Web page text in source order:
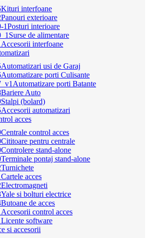
Kituri interfoane
Panouri exterioare
Posturi interioare
Surse de alimentare
Accesorii interfoane
Automatizari usi de Garaj
Automatizare porti Culisante
Automatizare porti Batante
Bariere Auto
Stalpi (bolard)
Accesorii automatizari
acces
Centrale control acces
Cititoare pentru centrale
Controlere stand-alone
Terminale pontaj stand-alone
Turnichete
Cartele acces
Electromagneti
Yale si bolturi electrice
Butoane de acces
Accesorii control acces
Licente software
si accesorii